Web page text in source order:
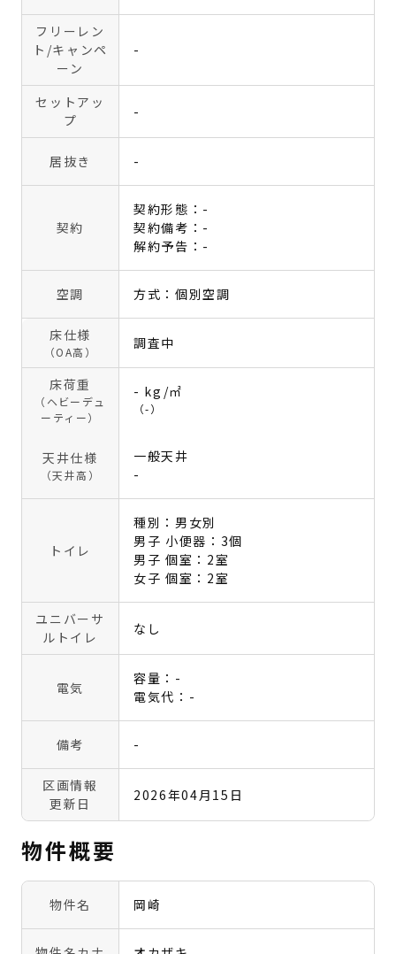
フリーレン
ト /キャンペ
ーン
-
セットアッ
プ
-
居抜き -
契約
契約形態：-
契約備考：-
解約予告：-
空調 方式：個別空調
床仕様
（OA高）
調査中
床荷重
（ヘビーデュ
ーティー）
- kg/㎡
（-）
天井仕様
（天井高）
一般天井
-
トイレ
種別：男女別
男子 小便器：3個
男子 個室：2室
女子 個室：2室
ユニバーサ
ルトイレ
なし
電気
容量：-
電気代：-
備考 -
区画情報
更新日
2026年04月15日
物件概要
物件名 岡崎